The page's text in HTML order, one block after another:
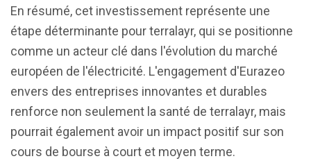
En résumé, cet investissement représente une
étape déterminante pour terralayr, qui se positionne
comme un acteur clé dans l'évolution du marché
européen de l'électricité. L'engagement d'Eurazeo
envers des entreprises innovantes et durables
renforce non seulement la santé de terralayr, mais
pourrait également avoir un impact positif sur son
cours de bourse à court et moyen terme.